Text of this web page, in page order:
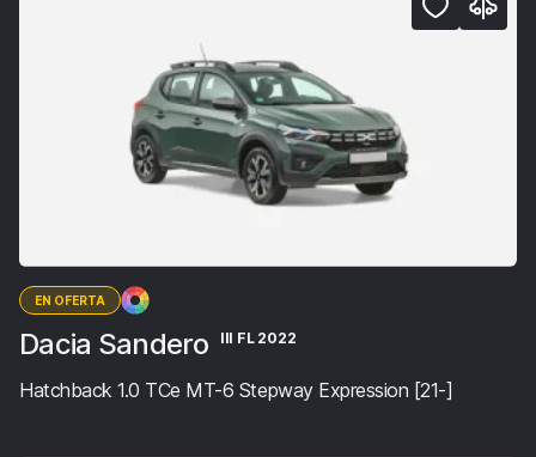
EN OFERTA
Dacia Sandero III FL 2022
Hatchback 1.0 TCe MT-6 Stepway Expression [21-]